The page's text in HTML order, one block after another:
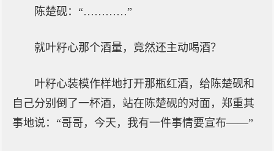
陈楚砚：“…………”
就叶籽心那个酒量，竟然还主动喝酒？
叶籽心装模作样地打开那瓶红酒，给陈楚砚和
自己分别倒了一杯酒，站在陈楚砚的对面，郑重其
事地说：“哥哥，今天，我有一件事情要宣布——”